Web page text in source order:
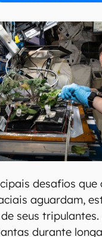
de Privacidade do
desafios que
aguardam,
seus
durante